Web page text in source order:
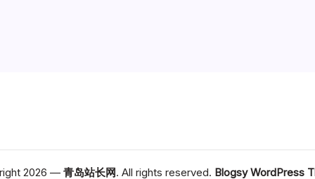
2026 — 青岛站长网. All rights reserved. Blogsy WordPress